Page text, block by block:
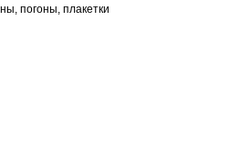
погоны, плакетки